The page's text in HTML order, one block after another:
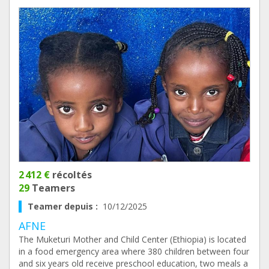
2 412 € récoltés
29 Teamers
Teamer depuis : 10/12/2025
AFNE
The Muketuri Mother and Child Center (Ethiopia) is located
in a food emergency area where 380 children between four
and six years old receive preschool education, two meals a